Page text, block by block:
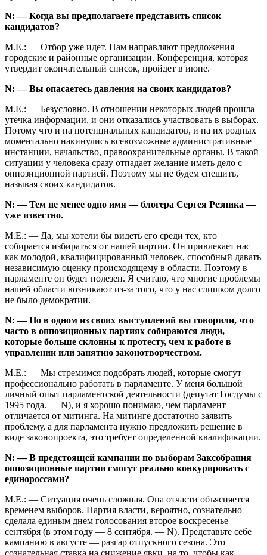
N: — Когда вы предполагаете представить список
кандидатов?
М.Е.: — Отбор уже идет. Нам направляют предложения
городские и районные организации. Конференция, которая
утвердит окончательный список, пройдет в июне.
N: — Вы опасаетесь давления на своих кандидатов?
М.Е.: — Безусловно. В отношении некоторых людей прошла
утечка информации, и они отказались участвовать в выборах.
Потому что и на потенциальных кандидатов, и на их родных
моментально накинулись всевозможные административные
инстанции, начальство, правоохранительные органы. В такой
ситуации у человека сразу отпадает желание иметь дело с
оппозиционной партией. Поэтому мы не будем спешить,
называя своих кандидатов.
N: — Тем не менее одно имя — блогера Сергея Резника —
уже известно.
М.Е.: — Да, мы хотели бы видеть его среди тех, кто
собирается избираться от нашей партии. Он привлекает нас
как молодой, квалифицированный человек, способный давать
независимую оценку происходящему в области. Поэтому в
парламенте он будет полезен. Я считаю, что многие проблемы
нашей области возникают из-за того, что у нас слишком долго
не было демократии.
N: — Но в одном из своих выступлений вы говорили, что
часто в оппозиционных партиях собираются люди,
которые больше склонны к протесту, чем к работе в
управлении или занятию законотворчес­твом.
М.Е.: — Мы стремимся подобрать людей, которые смогут
профессионально работать в парламенте. У меня большой
личный опыт парламентской деятельности (депутат Госдумы с
1995 года. — N), и я хорошо понимаю, чем парламент
отличается от митинга. На митинге достаточно заявить
проблему, а для парламента нужно предложить решение в
виде законопроекта, это требует определенной квалификации.
N: — В предстоящей кампании по выборам Заксобрания
оппозиционные партии смогут реально конкурировать с
единороссами?
М.Е.: — Ситуация очень сложная. Она отчасти объясняется
временем выборов. Партия власти, вероятно, сознательно
сделала единым днем голосования второе воскресенье
сентября (в этом году — 8 сентября. — N). Представьте себе
кампанию в августе — разгар отпускного сезона. Это
сознательная ставка на снижение явки, на то, чтобы как